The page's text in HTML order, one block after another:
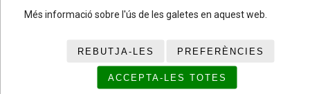
Més informació sobre l'ús de les galetes en aquest web.
REBUTJA-LES PREFERÈNCIES
ACCEPTA-LES TOTES